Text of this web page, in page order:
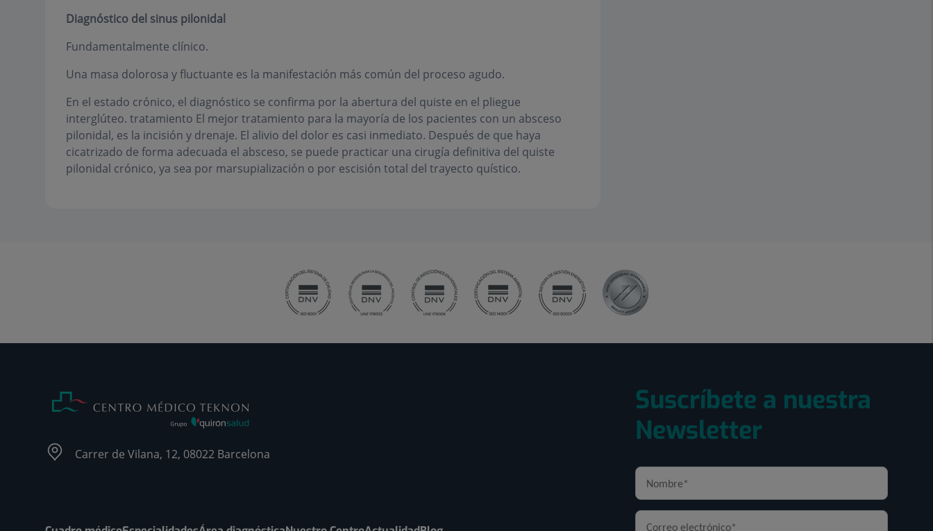
Diagnóstico del sinus pilonidal
Fundamentalmente clínico.
Una masa dolorosa y fluctuante es la manifestación más común del proceso agudo.
En el estado crónico, el diagnóstico se confirma por la abertura del quiste en el pliegue
interglúteo. tratamiento El mejor tratamiento para la mayoría de los pacientes con un absceso
pilonidal, es la incisión y drenaje. El alivio del dolor es casi inmediato. Después de que haya
cicatrizado de forma adecuada el absceso, se puede practicar una cirugía definitiva del quiste
pilonidal crónico, ya sea por marsupialización o por escisión total del trayecto quístico.
Carrer de Vilana, 12, 08022 Barcelona
Suscríbete a nuestra
Newsletter